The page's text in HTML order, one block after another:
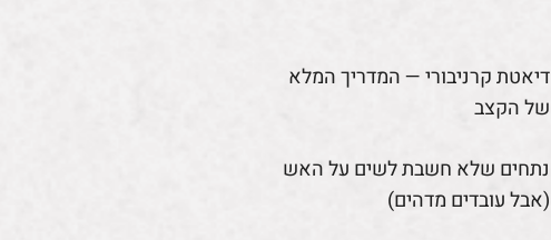
דיאטת קרניבורי — המדריך המלא
של הקצב
נתחים שלא חשבת לשים על האש
(אבל עובדים מדהים)